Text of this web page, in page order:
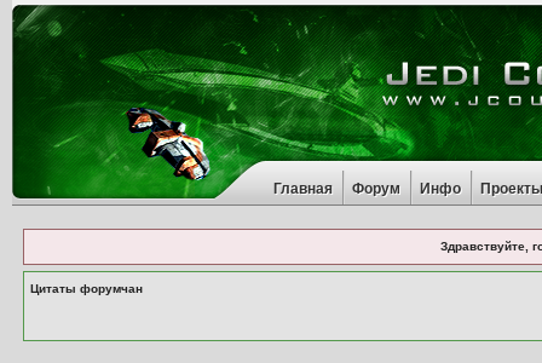
Главная Форум Инфо
Здравствуйте,
Цитаты форумчан